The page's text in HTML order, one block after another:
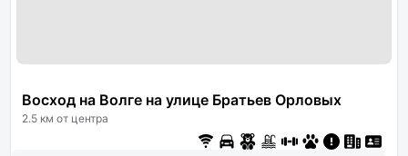
Восход на Волге на улице Братьев Орловых
2.5 км от центра